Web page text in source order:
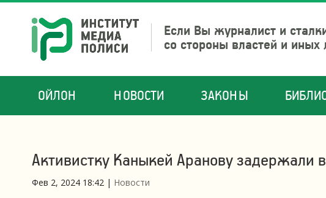
Если Вы журналист и
со стороны властей и
ОЙЛОН НОВОСТИ ЗАКОНЫ
Активистку Каныкей Аранову задержали
Фев 2, 2024 18:42 | Новости